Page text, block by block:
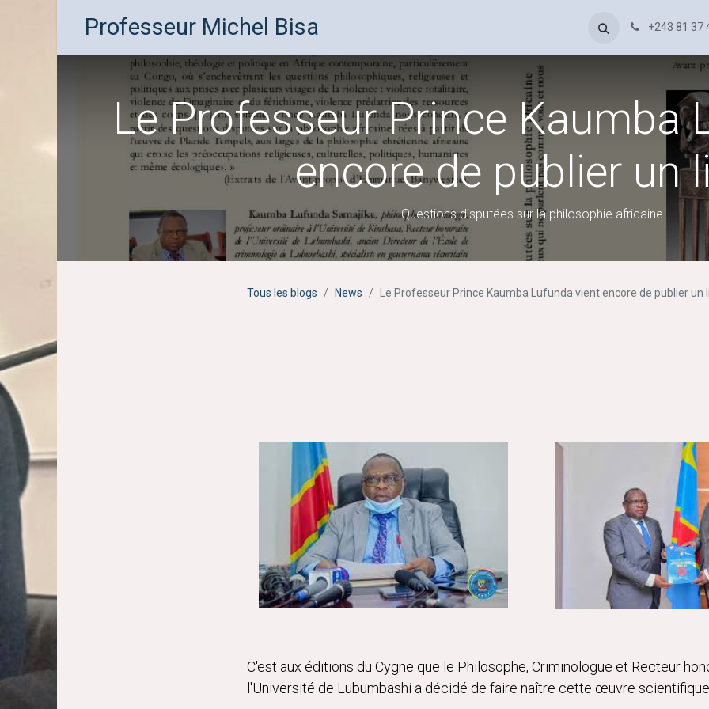
Professeur Michel Bisa News+243 81 37
Le Professeur Prince Kaumba
encore de publier un
Questions disputées sur la philosophie africaine
Tous les blogs News Le Professeur Prince Kaumba Lufunda vient encore de publier un
C'est aux éditions du Cygne que le Philosophe, Criminologue et Recteur
l'Université de Lubumbashi a décidé de faire naître cette œuvre scientifique.